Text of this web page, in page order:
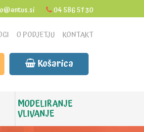
04 586 51 30
KONTAKT
O PODJETJU
Košarica
MODELIRANJE
VLIVANJE